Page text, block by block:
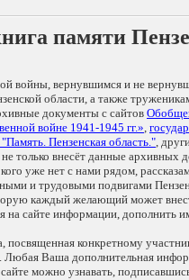
памяти
войны, вернувшимся и не
области, а также
документы с сайтов
войне 1941-1945 гг.»,
Пензенская область.",
только внесёт данные
уже нет с нами рядом,
и трудовыми подвигами
каждый желающий может
на сайте информации,
посвященная конкретному
. Любая Ваша дополнительная
можно узнавать,